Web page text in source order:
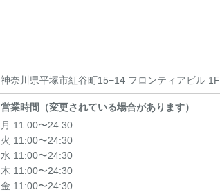
神奈川県平塚市紅谷町15−14 フロンティアビル 1F
営業時間（変更されている場合があります）
月 11:00〜24:30
火 11:00〜24:30
水 11:00〜24:30
木 11:00〜24:30
金 11:00〜24:30